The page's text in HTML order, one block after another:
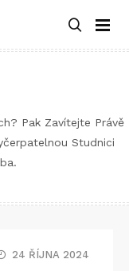
Pak Zavítejte Právě
Studnici
24 ŘÍJNA 2024